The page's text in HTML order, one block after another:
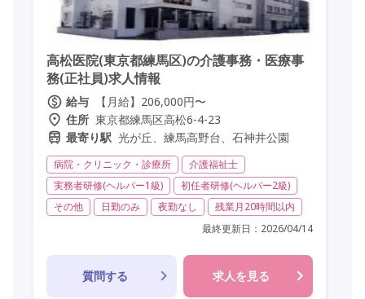
高松医院(東京都練馬区)の介護事務・医療事
務(正社員)求人情報
給与
【月給】206,000円〜
住所 東京都練馬区高松6-4-23
最寄り駅 光が丘、練馬高野台、石神井公園
病院・クリニック・診療所
介護福祉士
実務者研修(ヘルパー1級)
初任者研修(ヘルパー2級)
その他
日勤のみ 夜勤なし
残業月20時間以内
最終更新日： 2026/04/14
質問する 求人を見る